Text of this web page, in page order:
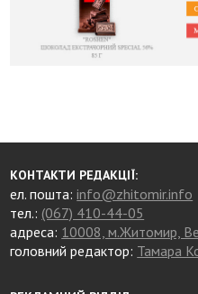
КОНТАКТИ РЕДАКЦІЇ:
ел. пошта:info@zhitomir.info
тел.: (067) 410-44-05
адреса: 10008, м.Житомир,
головний редактор: Тамара